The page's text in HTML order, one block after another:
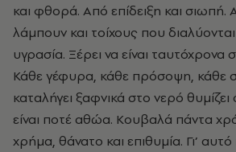
και φθορά. Από επίδειξη και σιωπή.
λάμπουν και τοίχους που
υγρασία. Ξέρει να είναι ταυτόχρονα
Κάθε γέφυρα, κάθε πρόσοψη, κάθε
καταλήγει ξαφνικά στο νερό
είναι ποτέ αθώα. Κουβαλά πάντα
χρήμα, θάνατο και επιθυμία. Γι’